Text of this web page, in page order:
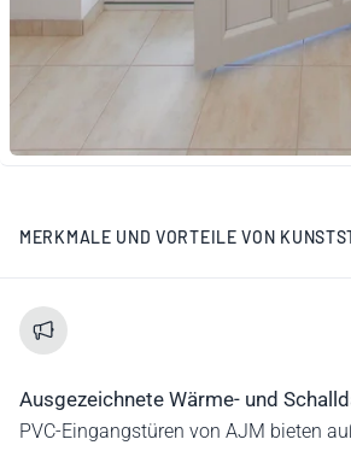
MERKMALE UND VORTEILE VON
Ausgezeichnete Wärme- und
PVC-Eingangstüren von AJM bieten